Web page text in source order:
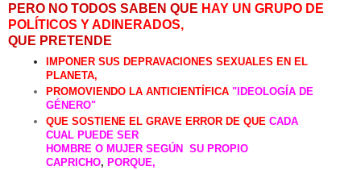
PERO NO TODOS SABEN QUE HAY UN GRUPO DE
POLÍTICOS Y ADINERADOS,
QUE PRETENDE
IMPONER SUS DEPRAVACIONES SEXUALES EN EL
PLANETA,
PROMOVIENDO LA ANTICIENTÍFICA "IDEOLOGÍA DE
GÉNERO"
QUE SOSTIENE EL GRAVE ERROR DE QUE CADA
CUAL PUEDE SER
HOMBRE O MUJER SEGÚN SU PROPIO
CAPRICHO, PORQUE,